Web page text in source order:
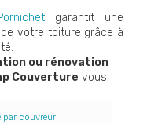
garantit une
votre toiture grâce à
ou rénovation
Couverture vous
par couvreur